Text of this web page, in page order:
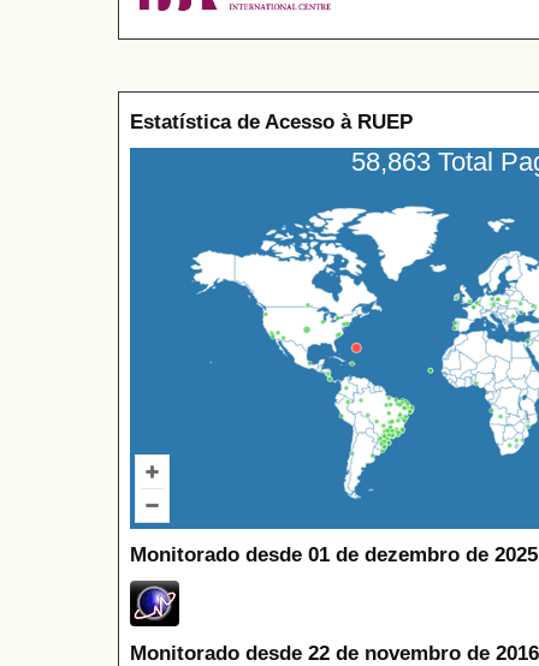
Estatística de Acesso à RUEP
58,863 Total
Monitorado desde 01 de dezembro de
Monitorado desde 22 de novembro de